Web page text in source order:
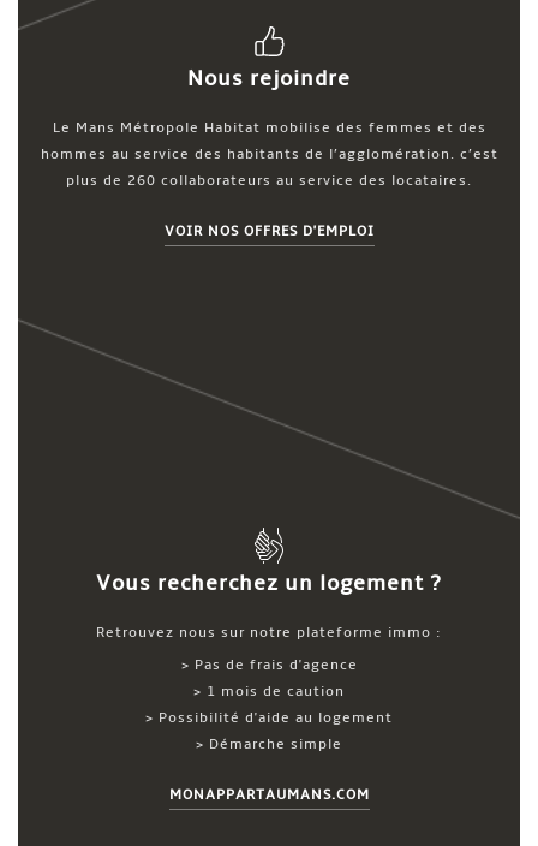
Nous rejoindre
Le Mans Métropole Habitat mobilise des femmes et des
hommes au service des habitants de l’agglomération. c’est
plus de 260 collaborateurs au service des locataires.
VOIR NOS OFFRES D'EMPLOI
Vous recherchez un logement ?
Retrouvez nous sur notre plateforme immo :
> Pas de frais d'agence
> 1 mois de caution
> Possibilité d'aide au logement
> Démarche simple
MONAPPARTAUMANS.COM